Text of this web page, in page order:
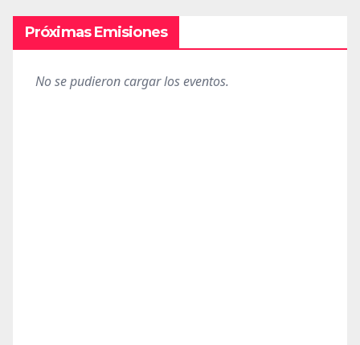
Próximas Emisiones